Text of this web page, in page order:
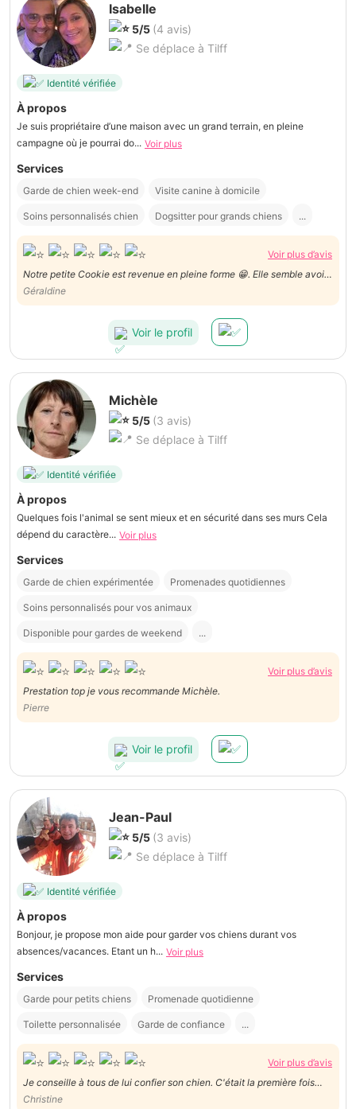
Isabelle
5/5 (4 avis)
Se déplace à Tilff
Identité vérifiée
À propos
Je suis propriétaire d’une maison avec un grand terrain, en pleine
campagne où je pourrai do... Voir plus
Services
Garde de chien week-end Visite canine à domicile
Soins personnalisés chien Dogsitter pour grands chiens ...
Voir plus d’avis
Notre petite Cookie est revenue en pleine forme 😁. Elle semble avoir
été choyée!
Géraldine
Voir le profil
Michèle
5/5 (3 avis)
Se déplace à Tilff
Identité vérifiée
À propos
Quelques fois l'animal se sent mieux et en sécurité dans ses murs Cela
dépend du caractère... Voir plus
Services
Garde de chien expérimentée Promenades quotidiennes
Soins personnalisés pour vos animaux
Disponible pour gardes de weekend ...
Voir plus d’avis
Prestation top je vous recommande Michèle.
Pierre
Voir le profil
Jean-Paul
5/5 (3 avis)
Se déplace à Tilff
Identité vérifiée
À propos
Bonjour, je propose mon aide pour garder vos chiens durant vos
absences/vacances. Etant un h... Voir plus
Services
Garde pour petits chiens Promenade quotidienne
Toilette personnalisée Garde de confiance ...
Voir plus d’avis
Je conseille à tous de lui confier son chien. C'était la première fois
que je confiais mon jeune chien à quelqu un hors du cadre familial. Il a
Christine